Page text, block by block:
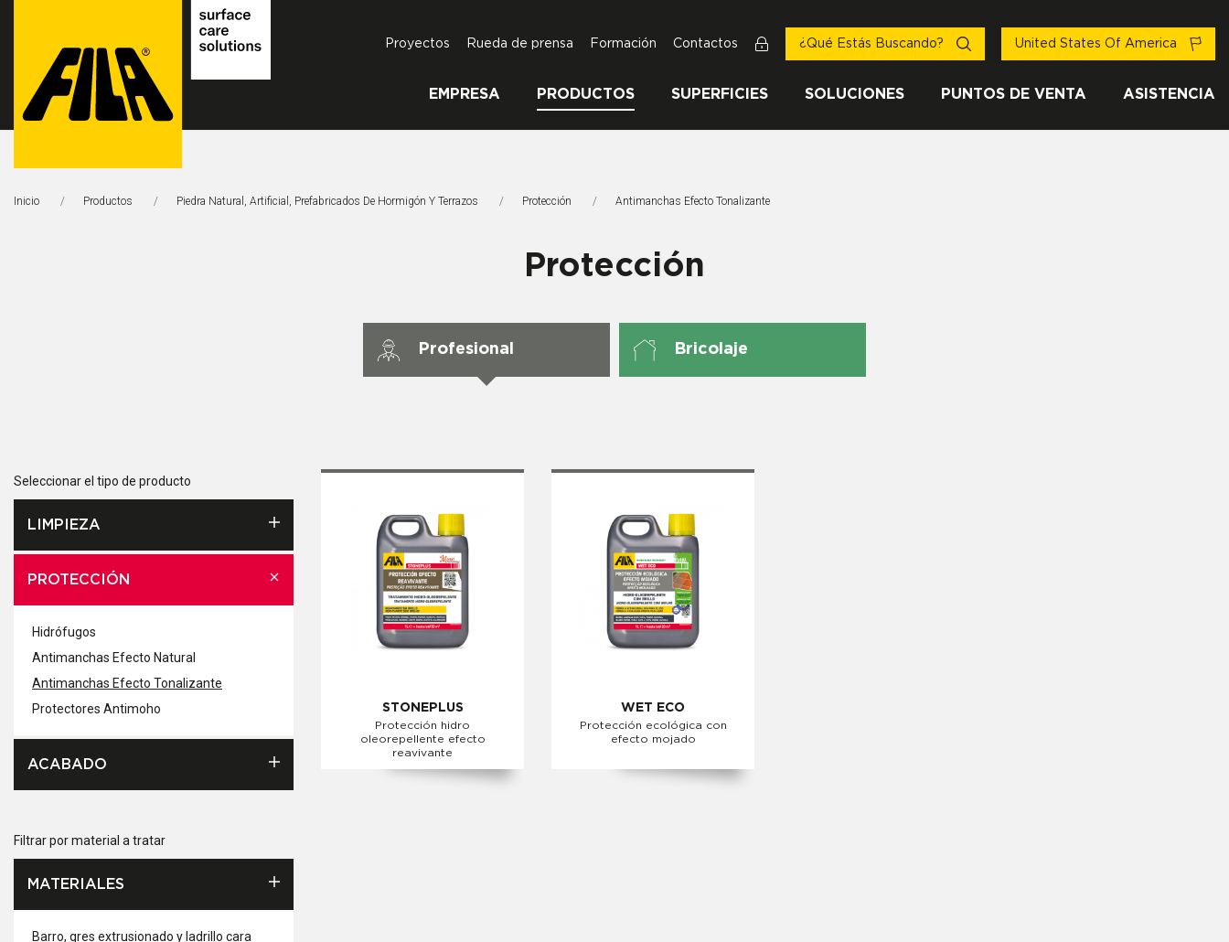
Solutions
EMPRESA PRODUCTOS SUPERFICIES SOLUCIONES PUNTOS DE VENTA ASISTENCIA
Proyectos Rueda de prensa Formación Contactos ¿Qué Estás Buscando? United States Of America
Inicio Productos Piedra Natural, Artificial, Prefabricados De Hormigón Y Terrazos Protección Página Actual:
Antimanchas Efecto Tonalizante
Protección
Profesional Bricolaje
Seleccionar el tipo de producto
LIMPIEZA
PROTECCIÓN
Hidrófugos
Antimanchas Efecto Natural
Antimanchas Efecto Tonalizante
Protectores Antimoho
ACABADO
Filtrar por material a tratar
MATERIALES
Barro, gres extrusionado y ladrillo cara
STONEPLUS
Protección hidro
oleorepellente efecto
reavivante
WET ECO
Protección ecológica con
efecto mojado